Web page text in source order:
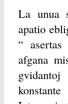
La unua
apatio
“
afgana